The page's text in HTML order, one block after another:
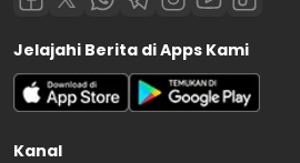
Jelajahi Berita di Apps Kami
Kanal